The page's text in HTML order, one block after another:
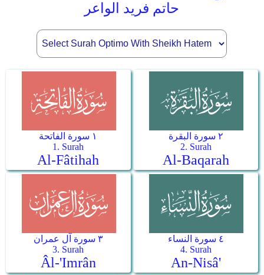
حاتم فريد الواعر
١ سورة الفاتحة
1. Surah
Al-Fâtihah
٢ سورة البقرة
2. Surah
Al-Baqarah
٣ سورة آل عمران
3. Surah
Âl-'Imrân
٤ سورة النساء
4. Surah
An-Nisâ'